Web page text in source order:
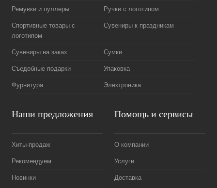
Ремувки и пуллеры Ручки с логотипом
Спортивные товары с
логотипом
Сувениры к праздникам
Сувениры на заказ Сумки
Съедобные подарки Упаковка
Фурнитура Электроника
Наши предложения
Хиты-продаж
Рекомендуем
Новинки
Помощь и сервисы
О компании
Услуги
Доставка